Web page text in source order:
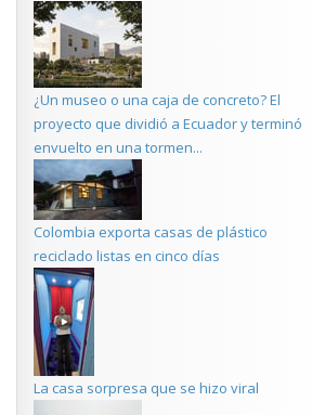
¿Un museo o una caja de concreto? El
proyecto que dividió a Ecuador y terminó
envuelto en una tormen...
Colombia exporta casas de plástico
reciclado listas en cinco días
La casa sorpresa que se hizo viral